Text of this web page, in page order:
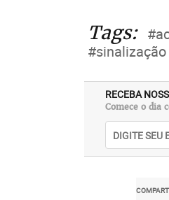
Tags:
RECEBA
Comece o dia